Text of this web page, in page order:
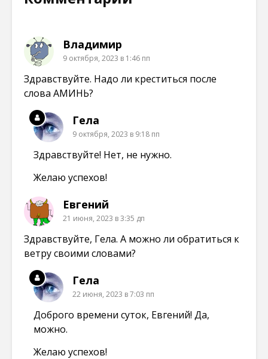
е
) н
е
)
в
н
е
)
е
)
Владимир
9 октября, 2023 в 1:46 пп
Здравствуйте. Надо ли креститься после
слова АМИНЬ?
Гела
9 октября, 2023 в 9:18 пп
Здравствуйте! Нет, не нужно.
Желаю успехов!
Евгений
21 июня, 2023 в 3:35 дп
Здравствуйте, Гела. А можно ли обратиться к
ветру своими словами?
Гела
22 июня, 2023 в 7:03 пп
Доброго времени суток, Евгений! Да,
можно.
Желаю успехов!